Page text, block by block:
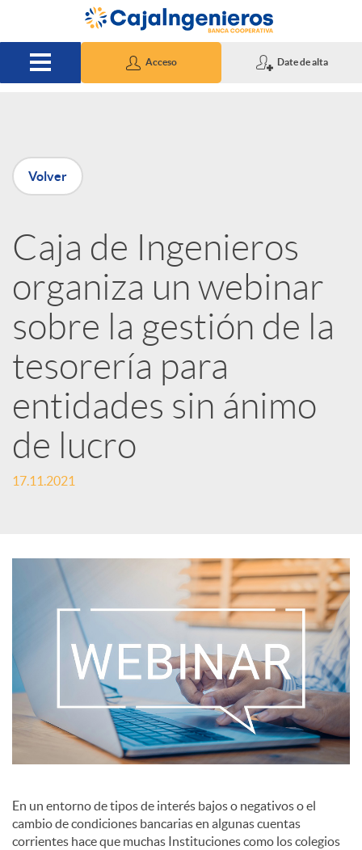
Saltar al contenido principal
Acceso Date de alta
P
u
b
l
i
c
a
o
d
e
c
o
Volver
Caja de Ingenieros
organiza un webinar
sobre la gestión de la
tesorería para
entidades sin ánimo
de lucro
17.11.2021
En un entorno de tipos de interés bajos o negativos o el
cambio de condiciones bancarias en algunas cuentas
corrientes hace que muchas Instituciones como los colegios